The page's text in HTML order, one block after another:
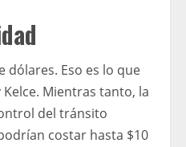
dólares. Eso es lo que
Mientras tanto, la
del tránsito
costar hasta $10